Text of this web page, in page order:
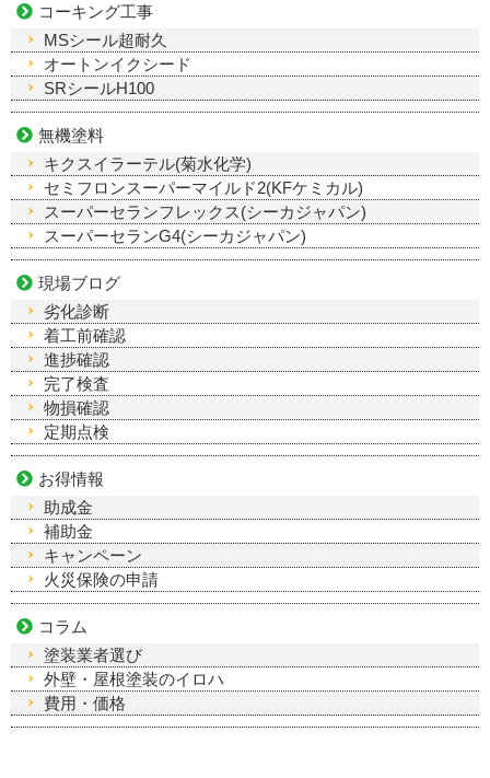
コーキング工事
MSシール超耐久
オートンイクシード
SRシールH100
無機塗料
キクスイラーテル(菊水化学)
セミフロンスーパーマイルド2(KFケミカル)
スーパーセランフレックス(シーカジャパン)
スーパーセランG4(シーカジャパン)
現場ブログ
劣化診断
着工前確認
進捗確認
完了検査
物損確認
定期点検
お得情報
助成金
補助金
キャンペーン
火災保険の申請
コラム
塗装業者選び
外壁・屋根塗装のイロハ
費用・価格